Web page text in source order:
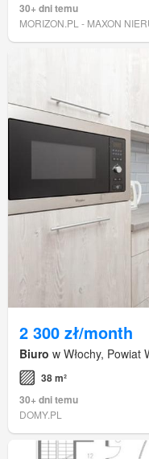
30+ dni temu
2 300 zł/month
Biuro w Włochy, Powiat
38 m²
30+ dni temu
DOMY.PL